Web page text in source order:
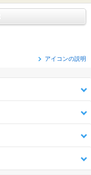
アイコンの説明